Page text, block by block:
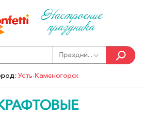
Настроение
праздника
Праздни...
Усть-Каменогорск